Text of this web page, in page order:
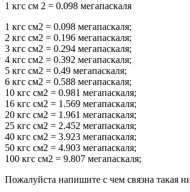
1 кгс см 2 = 0.098 мегапаскаля
1 кгс см2 = 0.098 мегапаскаля;
2 кгс см2 = 0.196 мегапаскаля;
3 кгс см2 = 0.294 мегапаскаля;
4 кгс см2 = 0.392 мегапаскаля;
5 кгс см2 = 0.49 мегапаскаля;
6 кгс см2 = 0.588 мегапаскаля;
10 кгс см2 = 0.981 мегапаскаля;
16 кгс см2 = 1.569 мегапаскаля;
20 кгс см2 = 1.961 мегапаскаля;
25 кгс см2 = 2.452 мегапаскаля;
40 кгс см2 = 3.923 мегапаскаля;
50 кгс см2 = 4.903 мегапаскаля;
100 кгс см2 = 9.807 мегапаскаля;
Пожалуйста напишите с чем связна такая